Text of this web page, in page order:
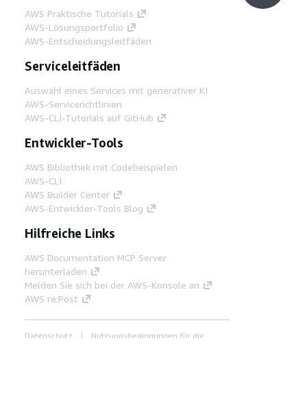
AWS Praktische Tutorials
AWS-Lösungsportfolio
AWS-Entscheidungsleitfäden
Serviceleitfäden
Auswahl eines Services mit generativer KI
AWS-Servicerichtlinien
AWS-CLI-Tutorials auf GitHub
Entwickler-Tools
AWS Bibliothek mit Codebeispielen
AWS-CLI
AWS Builder Center
AWS-Entwickler-Tools Blog
Hilfreiche Links
AWS Documentation MCP Server
herunterladen
Melden Sie sich bei der AWS-Konsole an
AWS re:Post
Datenschutz
Nutzungsbedingungen für die